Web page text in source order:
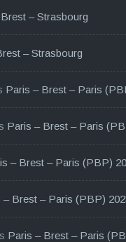
Brest – Strasbourg
– Strasbourg
Paris – Brest – Paris
Paris – Brest – Paris
– Brest – Paris (PBP)
– Brest – Paris (PBP)
Paris – Brest – Paris